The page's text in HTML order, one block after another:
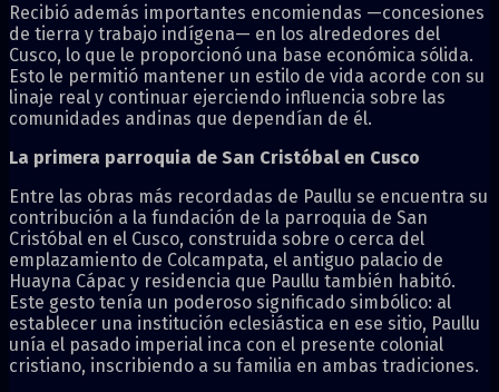
Recibió además importantes encomiendas —concesiones
de tierra y trabajo indígena— en los alrededores del
Cusco, lo que le proporcionó una base económica sólida.
Esto le permitió mantener un estilo de vida acorde con su
linaje real y continuar ejerciendo influencia sobre las
comunidades andinas que dependían de él.
La primera parroquia de San Cristóbal en Cusco
Entre las obras más recordadas de Paullu se encuentra su
contribución a la fundación de la parroquia de San
Cristóbal en el Cusco, construida sobre o cerca del
emplazamiento de Colcampata, el antiguo palacio de
Huayna Cápac y residencia que Paullu también habitó.
Este gesto tenía un poderoso significado simbólico: al
establecer una institución eclesiástica en ese sitio, Paullu
unía el pasado imperial inca con el presente colonial
cristiano, inscribiendo a su familia en ambas tradiciones.